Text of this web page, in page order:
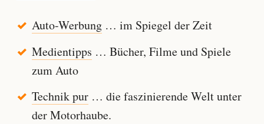
Auto-Werbung… im Spiegel der Zeit
Medientipps … Bücher, Filme und Spiele
zum Auto
Technik pur… die faszinierende Welt unter
der Motorhaube.